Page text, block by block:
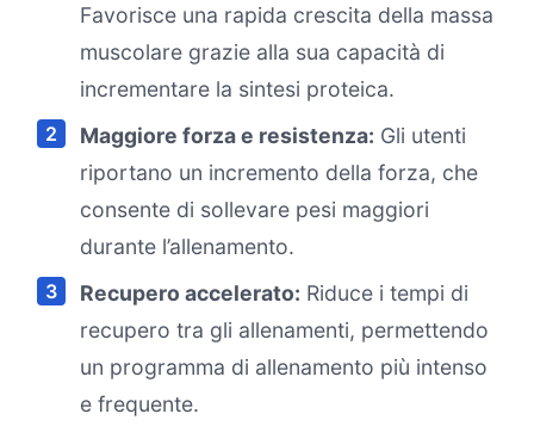
Favorisce una rapida crescita della massa
muscolare grazie alla sua capacità di
incrementare la sintesi proteica.
Maggiore forza e resistenza: Gli utenti
riportano un incremento della forza, che
consente di sollevare pesi maggiori
durante l’allenamento.
Recupero accelerato: Riduce i tempi di
recupero tra gli allenamenti, permettendo
un programma di allenamento più intenso
e frequente.